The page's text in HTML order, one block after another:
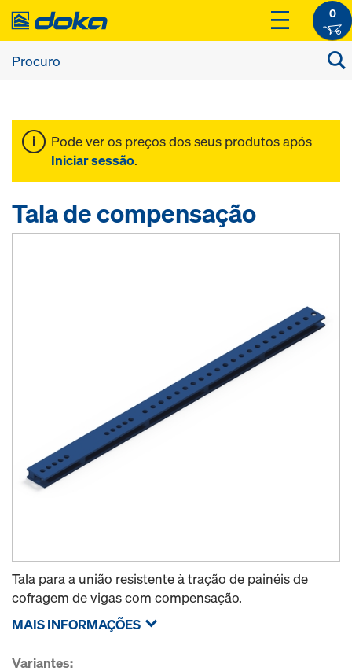
0
Pode ver os preços dos seus produtos após
Iniciar sessão.
Tala de compensação
Tala para a união resistente à tração de painéis de
cofragem de vigas com compensação.
MAIS INFORMAÇÕES
Variantes: